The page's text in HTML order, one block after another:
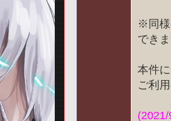
※同様
できま
本件
ご利